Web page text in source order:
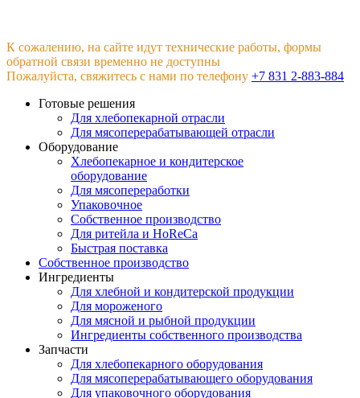
К сожалению, на сайте идут технические работы, формы
обратной связи временно не доступны
Пожалуйста, свяжитесь с нами по телефону +7 831 2-883-884
Готовые решения
Для хлебопекарной отрасли
Для мясоперерабатывающей отрасли
Оборудование
Хлебопекарное и кондитерское
оборудование
Для мясопереработки
Упаковочное
Собственное производство
Для ритейла и HoReCa
Быстрая поставка
Собственное производство
Ингредиенты
Для хлебной и кондитерской продукции
Для мороженого
Для мясной и рыбной продукции
Ингредиенты собственного производства
Запчасти
Для хлебопекарного оборудования
Для мясоперерабатывающего оборудования
Для упаковочного оборудования